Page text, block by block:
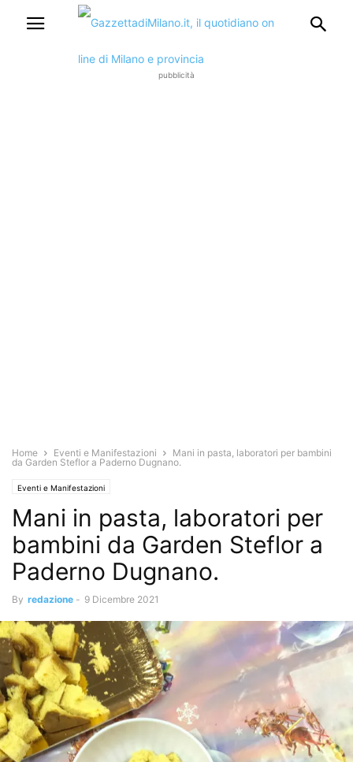
pubblicità
Home Eventi e Manifestazioni
Mani in pasta, laboratori per bambini
da Garden Steflor a Paderno Dugnano.
Eventi e Manifestazioni
Mani in pasta, laboratori per
bambini da Garden Steflor a
Paderno Dugnano.
By redazione - 9 Dicembre 2021